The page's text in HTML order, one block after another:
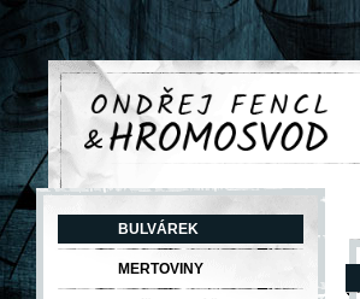
BULVÁREK
MERTOVINY